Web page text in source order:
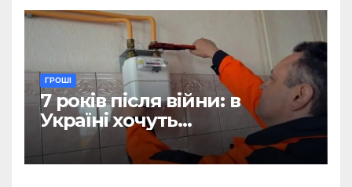
ГРОШІ
7 років після війни: в
Україні хочуть
відтермінувати
встановлення лічильників